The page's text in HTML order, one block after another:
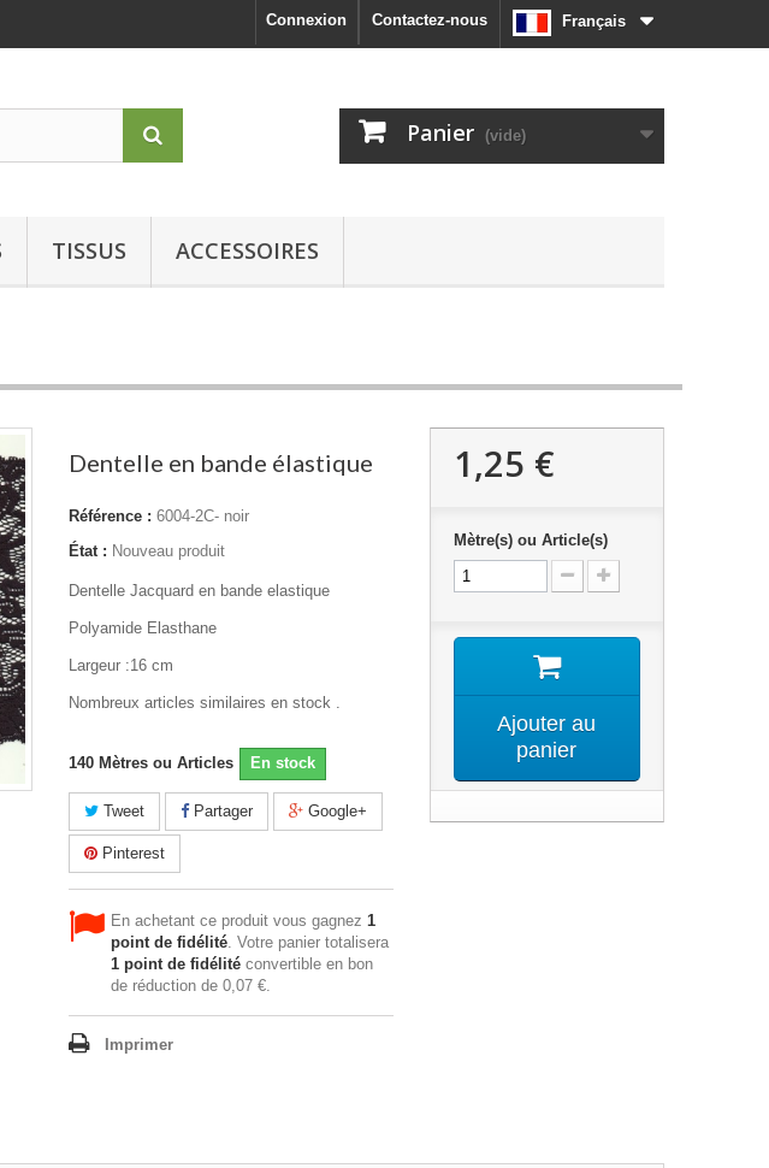
Français
Contactez-nous
Connexion
Panier (vide)
TISSUS ACCESSOIRES
Dentelle en bande élastique
Référence : 6004-2C- noir
État : Nouveau produit
Dentelle Jacquard en bande elastique
Polyamide Elasthane
Largeur :16 cm
Nombreux articles similaires en stock .
140 Mètres ou Articles En stock
Tweet Partager Google+
Pinterest
En achetant ce produit vous gagnez 1
point de fidélité. Votre panier totalisera
1 point de fidélité convertible en bon
de réduction de 0,07 €.
Imprimer
1,25 €
Mètre(s) ou Article(s)
Ajouter au
panier